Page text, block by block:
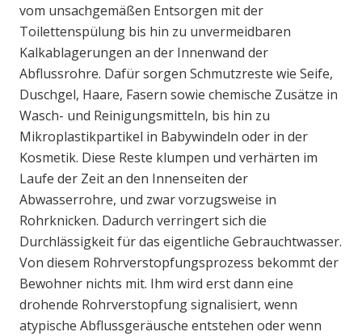
vom unsachgemäßen Entsorgen mit der
Toilettenspülung bis hin zu unvermeidbaren
Kalkablagerungen an der Innenwand der
Abflussrohre. Dafür sorgen Schmutzreste wie Seife,
Duschgel, Haare, Fasern sowie chemische Zusätze in
Wasch- und Reinigungsmitteln, bis hin zu
Mikroplastikpartikel in Babywindeln oder in der
Kosmetik. Diese Reste klumpen und verhärten im
Laufe der Zeit an den Innenseiten der
Abwasserrohre, und zwar vorzugsweise in
Rohrknicken. Dadurch verringert sich die
Durchlässigkeit für das eigentliche Gebrauchtwasser.
Von diesem Rohrverstopfungsprozess bekommt der
Bewohner nichts mit. Ihm wird erst dann eine
drohende Rohrverstopfung signalisiert, wenn
atypische Abflussgeräusche entstehen oder wenn